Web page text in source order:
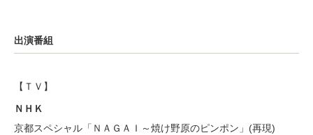
出演番組
【ＴＶ】
ＮＨＫ
京都スペシャル「ＮＡＧＡＩ～焼け野原のピンポン」(再現)